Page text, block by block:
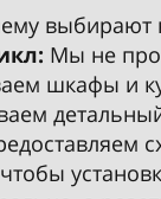
выбирают
Мы не
шкафы и